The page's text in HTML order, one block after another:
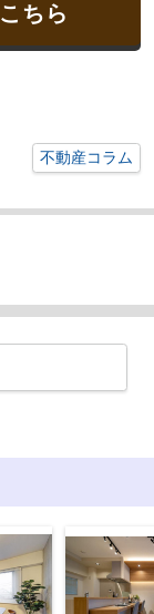
ちら
不動産コラム